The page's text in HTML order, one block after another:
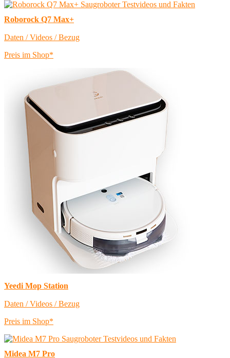
Roborock Q7 Max+
Daten / Videos / Bezug
Preis im Shop*
Yeedi Mop Station
Daten / Videos / Bezug
Preis im Shop*
Midea M7 Pro